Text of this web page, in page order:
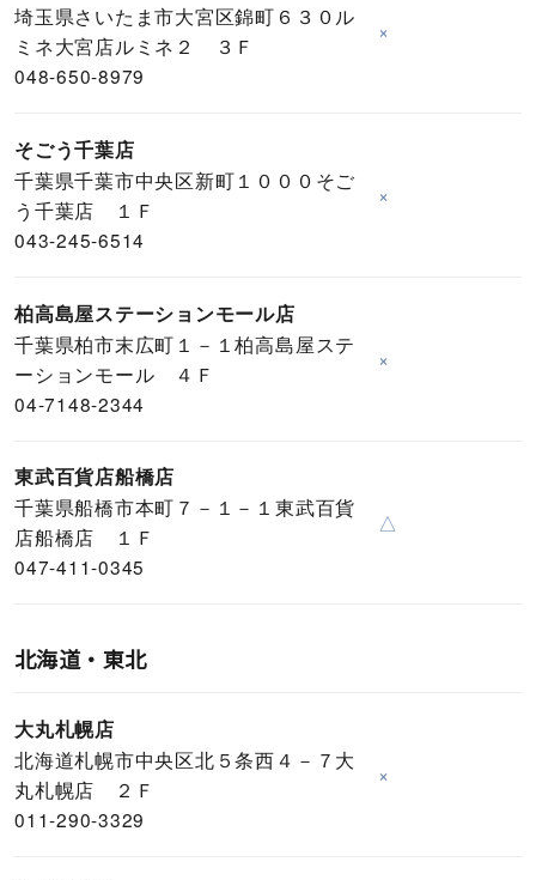
埼玉県さいたま市大宮区錦町６３０ル
ミネ大宮店ルミネ２ ３Ｆ
048-650-8979
×
そごう千葉店
千葉県千葉市中央区新町１０００そご
う千葉店 １Ｆ
043-245-6514
×
柏高島屋ステーションモール店
千葉県柏市末広町１－１柏高島屋ステ
ーションモール ４Ｆ
04-7148-2344
×
東武百貨店船橋店
千葉県船橋市本町７－１－１東武百貨
店船橋店 １Ｆ
047-411-0345
△
北海道・東北
大丸札幌店
北海道札幌市中央区北５条西４－７大
丸札幌店 ２Ｆ
011-290-3329
×